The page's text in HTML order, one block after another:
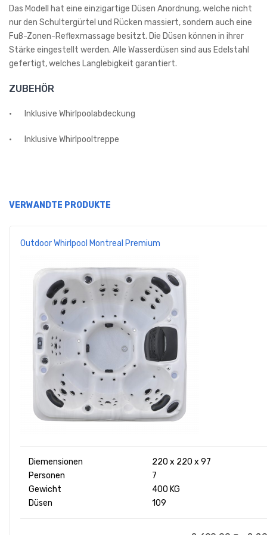
Das Modell hat eine einzigartige Düsen Anordnung, welche nicht
nur den Schultergürtel und Rücken massiert, sondern auch eine
Fuß-Zonen-Reflexmassage besitzt. Die Düsen können in ihrer
Stärke eingestellt werden. Alle Wasserdüsen sind aus Edelstahl
gefertigt, welches Langlebigkeit garantiert.
ZUBEHÖR
· Inklusive Whirlpoolabdeckung
· Inklusive Whirlpooltreppe
VERWANDTE PRODUKTE
Outdoor Whirlpool Montreal Premium
Diemensionen
220 x 220 x 97
Personen
7
Gewicht
400 KG
Düsen
109